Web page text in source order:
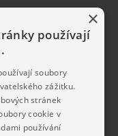
×
používají
soubory
zážitku.
stránek
cookie v
používání